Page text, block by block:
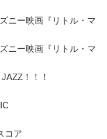
ニー映画『リトル・マ
ニー映画『リトル・マ
！！！
コア